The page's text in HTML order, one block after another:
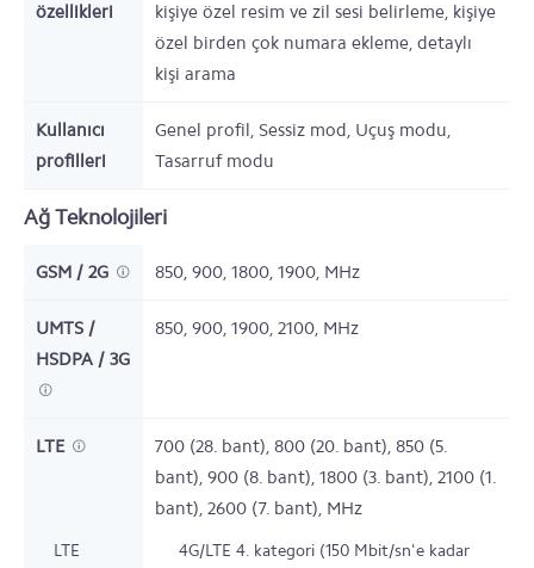
özellikleri
kişiye özel resim ve zil sesi belirleme, kişiye
özel birden çok numara ekleme, detaylı
kişi arama
Kullanıcı
profilleri
Genel profil, Sessiz mod, Uçuş modu,
Tasarruf modu
Ağ Teknolojileri
GSM / 2G 850, 900, 1800, 1900, MHz
UMTS /
HSDPA / 3G
850, 900, 1900, 2100, MHz
LTE
700 (28. bant), 800 (20. bant), 850 (5.
bant), 900 (8. bant), 1800 (3. bant), 2100 (1.
bant), 2600 (7. bant), MHz
LTE 4G/LTE 4. kategori (150 Mbit/sn'e kadar